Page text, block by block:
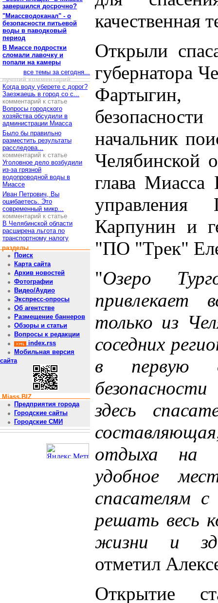
завершился досрочно?
"Миассводоканал" - о
безопасности питьевой
воды в паводковый
период
В Миассе подростки
сломали лавочку и
попали на камеры
все темы за сегодня...
лучший комментарий
Когда воду уберете с дорог?
Заезжаешь в город со с...
комментарий к статье
Вопросы городского
хозяйства обсудили в
администрации Миасса
Было бы правильно
разместить результаты
расследова...
комментарий к статье
Уголовное дело возбудили
из-за грязной
водопроводной воды в
Миассе
Иван Петрович, Вы
ошибаетесь. Это
современный микр...
комментарий к статье
В Челябинской области
расширена льгота по
транспортному налогу
разделы
Поиск
Карта сайта
Архив новостей
Фотографии
Видео/Аудио
Экспресс-опросы
Об агентстве
Размещение баннеров
Обзоры и статьи
Вопросы к редакции
index.rss
Мобильная версия
сайта
Miass.BIZ
Предприятия города
Городские сайты
Городские СМИ
качественная
Открыли
губернатора
Фартыгин,
начальник
Челябинской
глава
Карпунин и
"ПО "Трек"
"Озеро
привлекает
только из
соседних
в первую
здесь
отдыха на
удобное
спасателям
решать весь
жизни и
отметил
Открытие